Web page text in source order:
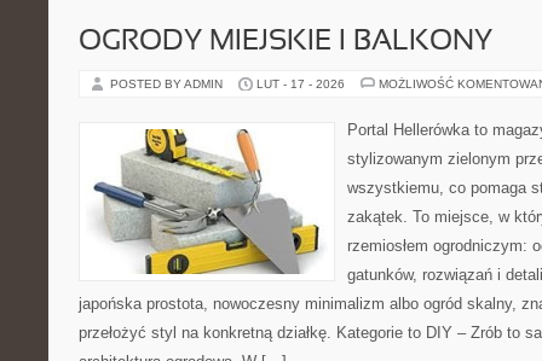
OGRODY MIEJSKIE I BALKONY
POSTED BY ADMIN LUT - 17 - 2026 MOŻLIWOŚĆ
Portal Hellerówka to
stylizowanym zielonym
wszystkiemu, co pomaga
zakątek. To miejsce, w
rzemiosłem ogrodniczym:
gatunków, rozwiązań i
japońska prostota, nowoczesny minimalizm albo ogród skalny,
przełożyć styl na konkretną działkę. Kategorie to DIY – Zrób to